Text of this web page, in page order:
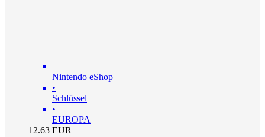
Nintendo eShop
•
Schlüssel
•
EUROPA
12.63 EUR